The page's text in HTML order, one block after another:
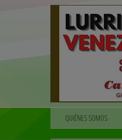
QUIÉNES SOMOS